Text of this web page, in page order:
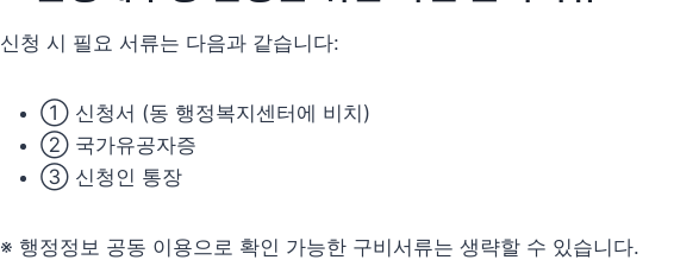
신청 시 필요 서류는 다음과 같습니다:
① 신청서 (동 행정복지센터에 비치)
② 국가유공자증
③ 신청인 통장
※ 행정정보 공동 이용으로 확인 가능한 구비서류는 생략할 수 있습니다.